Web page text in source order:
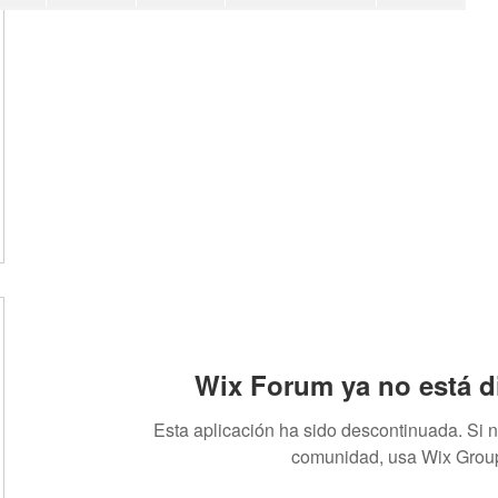
Wix Forum ya no está
Esta aplicación ha sido descontinuada. Si
comunidad, usa Wix